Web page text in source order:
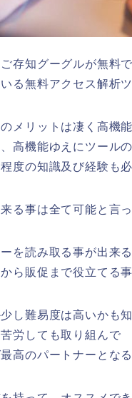
存知グーグルが無料
る無料アクセス解析
メリットは凄く高機
高機能ゆえにツール
度の知識及び経験も
る事は全て可能と言
を読み取る事が出来
ら販促まで役立てる
し難易度は高いかも
労しても取り組んで
高のパートナーとなる